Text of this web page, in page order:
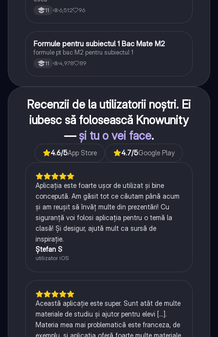
11 6,512 96
Matematică
Formule pentru subiectul 1 Bac Mate M2
formule pt bac M2 pentru subiectul 1
11 4,978 89
Recenzii de la utilizatorii noștri. Ei
iubesc să folosească Knowunity
— și tu o vei face.
4.6/5App Store 4.7/5Google Play
Aplicația este foarte ușor de utilizat și bine
concepută. Am găsit tot ce căutam până acum
și am reușit să învăț multe din prezentări! Cu
siguranță voi folosi aplicația pentru o temă la
clasă! Și desigur, ajută mult ca sursă de
inspirație.
Ștefan S
utilizator iOS
Această aplicație este super. Sunt atât de multe
materiale de studiu și ajutor pentru elevi [...].
Materia mea mai problematică este franceza, de